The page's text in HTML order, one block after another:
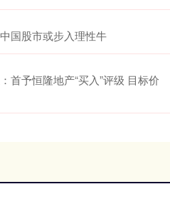
国股市或步入理性牛
首予恒隆地产“买入”评级 目标价